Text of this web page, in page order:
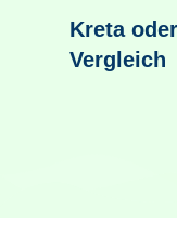
Kreta
Vergleich